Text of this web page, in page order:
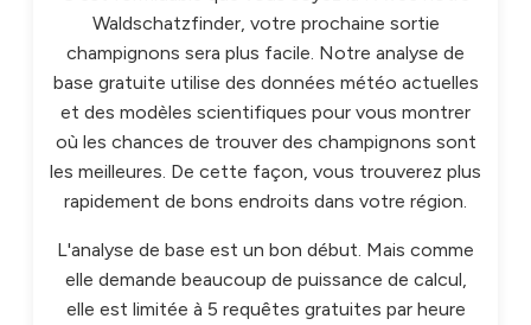
Waldschatzfinder, votre prochaine sortie
champignons sera plus facile. Notre analyse de
base gratuite utilise des données météo actuelles
et des modèles scientifiques pour vous montrer
où les chances de trouver des champignons sont
les meilleures. De cette façon, vous trouverez plus
rapidement de bons endroits dans votre région.
L'analyse de base est un bon début. Mais comme
elle demande beaucoup de puissance de calcul,
elle est limitée à 5 requêtes gratuites par heure